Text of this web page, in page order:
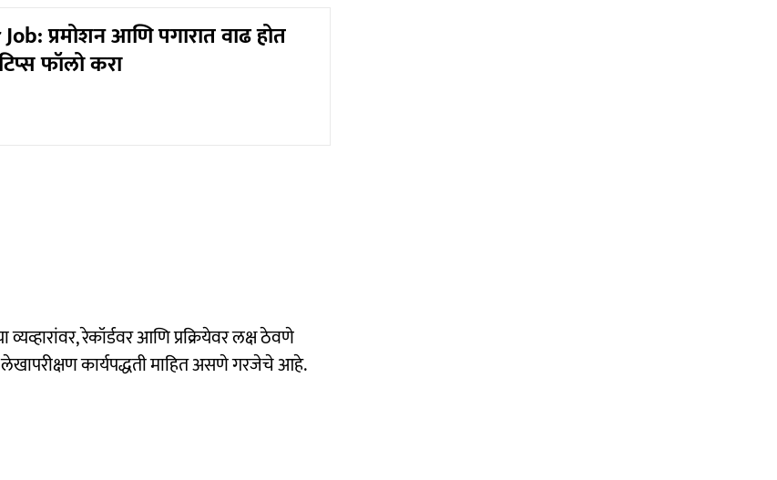
प्रमोशन आणि पगारात वाढ होत
फॉलो करा
रेकॉर्डवर आणि प्रक्रियेवर लक्ष ठेवणे
कार्यपद्धती माहित असणे गरजेचे आहे.